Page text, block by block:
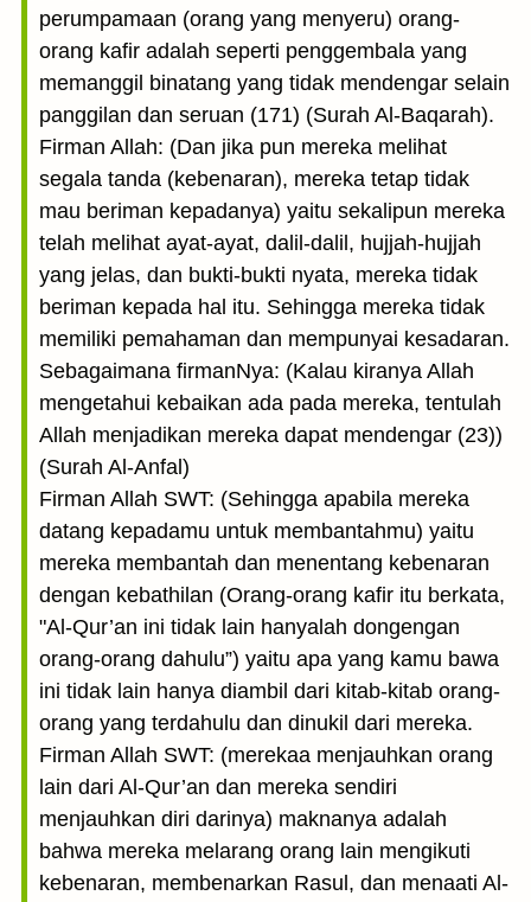
perumpamaan (orang yang menyeru) orang-
orang kafir adalah seperti penggembala yang
memanggil binatang yang tidak mendengar selain
panggilan dan seruan (171) (Surah Al-Baqarah).
Firman Allah: (Dan jika pun mereka melihat
segala tanda (kebenaran), mereka tetap tidak
mau beriman kepadanya) yaitu sekalipun mereka
telah melihat ayat-ayat, dalil-dalil, hujjah-hujjah
yang jelas, dan bukti-bukti nyata, mereka tidak
beriman kepada hal itu. Sehingga mereka tidak
memiliki pemahaman dan mempunyai kesadaran.
Sebagaimana firmanNya: (Kalau kiranya Allah
mengetahui kebaikan ada pada mereka, tentulah
Allah menjadikan mereka dapat mendengar (23))
(Surah Al-Anfal)
Firman Allah SWT: (Sehingga apabila mereka
datang kepadamu untuk membantahmu) yaitu
mereka membantah dan menentang kebenaran
dengan kebathilan (Orang-orang kafir itu berkata,
"Al-Qur’an ini tidak lain hanyalah dongengan
orang-orang dahulu”) yaitu apa yang kamu bawa
ini tidak lain hanya diambil dari kitab-kitab orang-
orang yang terdahulu dan dinukil dari mereka.
Firman Allah SWT: (merekaa menjauhkan orang
lain dari Al-Qur’an dan mereka sendiri
menjauhkan diri darinya) maknanya adalah
bahwa mereka melarang orang lain mengikuti
kebenaran, membenarkan Rasul, dan menaati Al-